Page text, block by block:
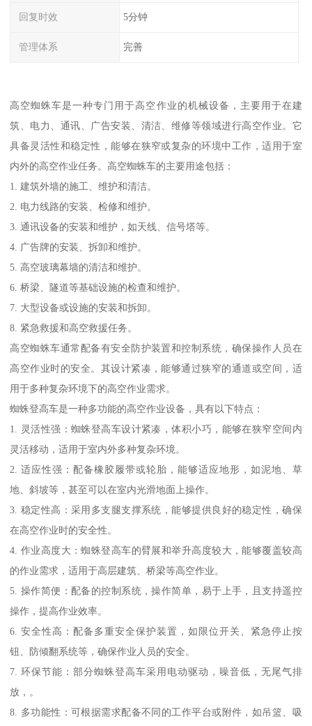
回复时效 5分钟
管理体系 完善
高空蜘蛛车是一种专门用于高空作业的机械设备，主要用于在建
筑、电力、通讯、广告安装、清洁、维修等领域进行高空作业。它
具备灵活性和稳定性，能够在狭窄或复杂的环境中工作，适用于室
内外的高空作业任务。高空蜘蛛车的主要用途包括：
1. 建筑外墙的施工、维护和清洁。
2. 电力线路的安装、检修和维护。
3. 通讯设备的安装和维护，如天线、信号塔等。
4. 广告牌的安装、拆卸和维护。
5. 高空玻璃幕墙的清洁和维护。
6. 桥梁、隧道等基础设施的检查和维护。
7. 大型设备或设施的安装和拆卸。
8. 紧急救援和高空救援任务。
高空蜘蛛车通常配备有安全防护装置和控制系统，确保操作人员在
高空作业时的安全。其设计紧凑，能够通过狭窄的通道或空间，适
用于多种复杂环境下的高空作业需求。
蜘蛛登高车是一种多功能的高空作业设备，具有以下特点：
1. 灵活性强：蜘蛛登高车设计紧凑，体积小巧，能够在狭窄空间内
灵活移动，适用于室内外多种复杂环境。
2. 适应性强：配备橡胶履带或轮胎，能够适应地形，如泥地、草
地、斜坡等，甚至可以在室内光滑地面上操作。
3. 稳定性高：采用多支腿支撑系统，能够提供良好的稳定性，确保
在高空作业时的安全性。
4. 作业高度大：蜘蛛登高车的臂展和举升高度较大，能够覆盖较高
的作业需求，适用于高层建筑、桥梁等高空作业。
5. 操作简便：配备的控制系统，操作简单，易于上手，且支持遥控
操作，提高作业效率。
6. 安全性高：配备多重安全保护装置，如限位开关、紧急停止按
钮、防倾翻系统等，确保作业人员的安全。
7. 环保节能：部分蜘蛛登高车采用电动驱动，噪音低，无尾气排
放，。
8. 多功能性：可根据需求配备不同的工作平台或附件，如吊篮、吸